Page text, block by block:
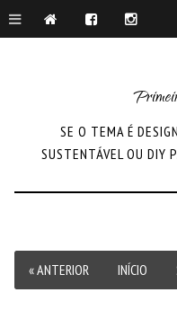
SE O TEMA É
SUSTENTÁVEL OU DIY
« ANTERIOR INÍCIO